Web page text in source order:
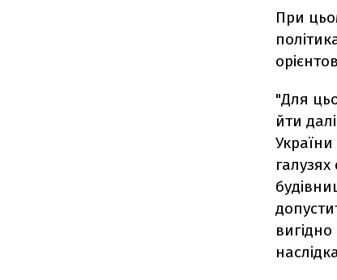
При
"Для
йти